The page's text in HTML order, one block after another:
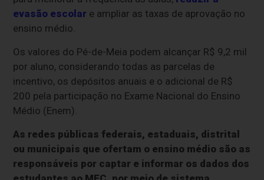
evasão escolar e ampliar as taxas de aprovação no
ensino médio.
Os valores do Pé-de-Meia podem alcançar R$ 9,2 mil
por aluno, considerando todas as parcelas de
incentivo, os depósitos anuais e o adicional de R$
200 pela participação no Exame Nacional do Ensino
Médio (Enem).
As redes públicas federais, estaduais, distrital
ou municipais que ofertam o ensino médio são as
responsáveis por captar e informar os dados dos